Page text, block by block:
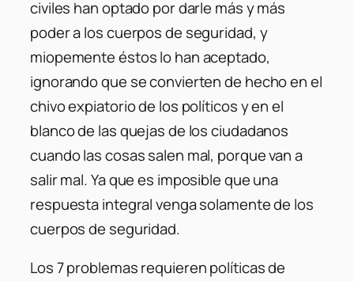
civiles han optado por darle más y más
poder a los cuerpos de seguridad, y
miopemente éstos lo han aceptado,
ignorando que se convierten de hecho en el
chivo expiatorio de los políticos y en el
blanco de las quejas de los ciudadanos
cuando las cosas salen mal, porque van a
salir mal. Ya que es imposible que una
respuesta integral venga solamente de los
cuerpos de seguridad.
Los 7 problemas requieren políticas de